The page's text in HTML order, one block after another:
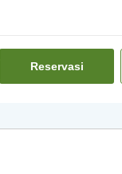
Reservasi